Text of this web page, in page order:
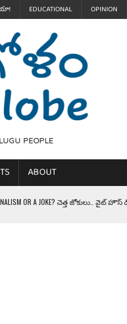
EDUCATIONAL OPINION
PEOPLE
ABOUT
OR A JOKE? చెత్త జోకులు.. వైట్
SCHEME & THE $100K
WALMART IN GLOBAL MARKETS..